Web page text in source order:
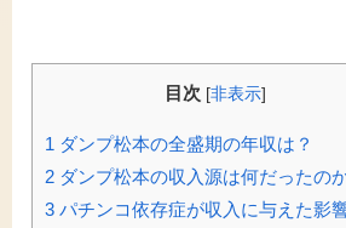
目次 [非表示]
1 ダンプ松本の全盛期の年収は？
2 ダンプ松本の収入源は何だったの
3 パチンコ依存症が収入に与えた影